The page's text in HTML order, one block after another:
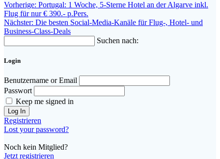
Beitragsnavigation
Vorherige: Vorheriger
Beitrag:
Portugal: 1 Woche, 5-Sterne Hotel an der Algarve inkl.
Flug für nur € 390.- p.Pers.
Nächster: Nächster
Beitrag:
Die besten Social-Media-Kanäle für Flug-, Hotel- und
Business-Class-Deals
Suchen nach:
Login
Benutzername or Email
Passwort
Keep me signed in
Registrieren
Lost your password?
Noch kein Mitglied?
Jetzt registrieren